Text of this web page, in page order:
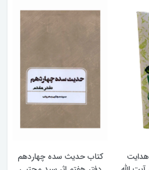
کتاب حدیث سده چهاردهم
کتاب آفاق